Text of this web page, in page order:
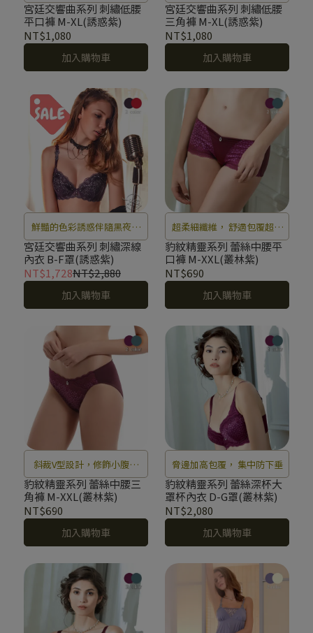
襲來，耳邊響起糜糜的縱情
樂章。
宮廷交響曲系列 刺繡低腰
平口褲 M-XL(誘惑紫)
NT$1,080
加入購物車
襲來，耳邊響起糜糜的縱情
樂章。
宮廷交響曲系列 刺繡低腰
三角褲 M-XL(誘惑紫)
NT$1,080
加入購物車
鮮豔的色彩誘惑伴隨黑夜的
襲來，耳邊響起糜糜的縱情
樂章。
宮廷交響曲系列 刺繡深線
內衣 B-F罩(誘惑紫)
NT$1,728NT$2,880
加入購物車
超柔細纖維， 舒適包覆超彈
性
豹紋精靈系列 蕾絲中腰平
口褲 M-XXL(叢林紫)
NT$690
加入購物車
斜裁V型設計，修飾小腹更
誘人
豹紋精靈系列 蕾絲中腰三
角褲 M-XXL(叢林紫)
NT$690
加入購物車
脅邊加高包覆， 集中防下垂
豹紋精靈系列 蕾絲深杯大
罩杯內衣 D-G罩(叢林紫)
NT$2,080
加入購物車